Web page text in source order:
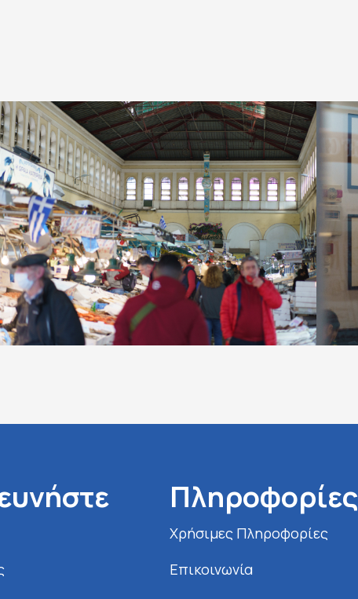
Πληροφορίες
Χρήσιμες Πληροφορίες
Επικοινωνία